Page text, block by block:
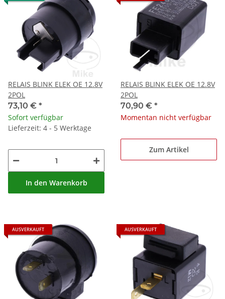
RELAIS BLINK ELEK OE 12.8V
2POL
73,10 € *
Sofort verfügbar
Lieferzeit: 4 - 5 Werktage
In den Warenkorb
RELAIS BLINK ELEK OE 12.8V
2POL
70,90 € *
Momentan nicht verfügbar
Zum Artikel
AUSVERKAUFT AUSVERKAUFT